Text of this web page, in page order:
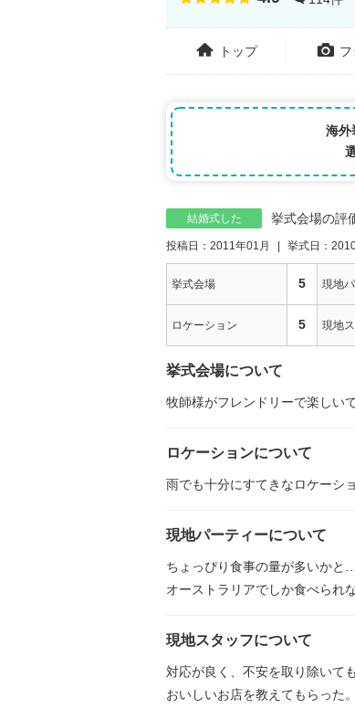
トップ フ
海外
結婚式した 挙式会場の評
投稿日：2011年01月 挙式日：
挙式会場 5 現地
ロケーション 5 現地
挙式会場について
牧師様がフレンドリーで楽しいで
ロケーションについて
雨でも十分にすてきなロケーシ
現地パーティーについて
ちょっぴり食事の量が多いかと…
オーストラリアでしか食べられ
現地スタッフについて
対応が良く、不安を取り除いて
おいしいお店を教えてもらった。